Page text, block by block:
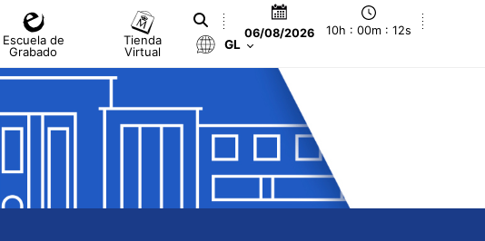
Escuela de
Grabado
Tienda
Virtual
06/08/2026 10h : 00m : 12s
GL